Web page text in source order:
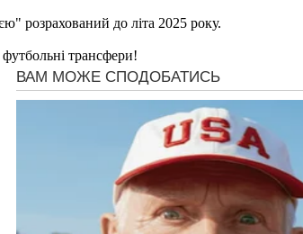
розрахований до літа 2025 року.
трансфери!